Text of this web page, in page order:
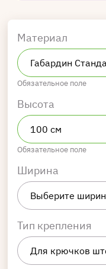
Материал
Обязательное поле
Высота
Обязательное поле
Ширина
Тип крепления